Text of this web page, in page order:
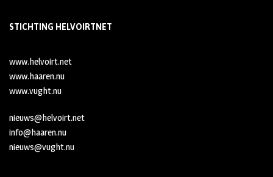
STICHTING HELVOIRTNET
www.helvoirt.net
www.haaren.nu
www.vught.nu
nieuws@helvoirt.net
info@haaren.nu
nieuws@vught.nu